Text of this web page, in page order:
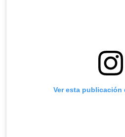
Ver esta publicación